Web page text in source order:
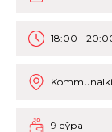
18:00 -
9 еўра